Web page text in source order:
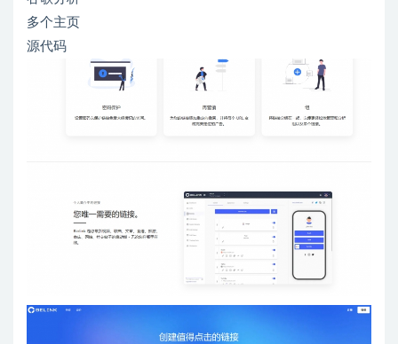
多个主页
源代码